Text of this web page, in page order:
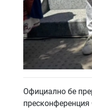
Официално бе